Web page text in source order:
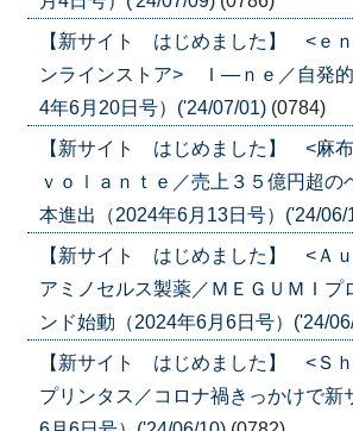
【新サイト はじめました】 <ｅ
ンラインストア> Ｉ―ｎｅ／自発
4年6月20日号）('24/07/01) (0784)
【新サイト はじめました】 <麻
ｖｏｌａｎｔｅ／売上３５億円超の
本進出（2024年6月13日号）('24/06/
【新サイト はじめました】 <Ａ
アミノセルス製薬／ＭＥＧＵＭＩプ
ンド始動（2024年6月6日号）('24/
【新サイト はじめました】 <Ｓ
プリンタス／コロナ禍きっかけで新